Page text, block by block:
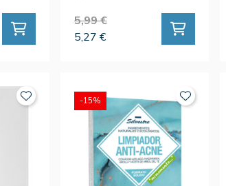
5,99 €
5,27 €
-15%